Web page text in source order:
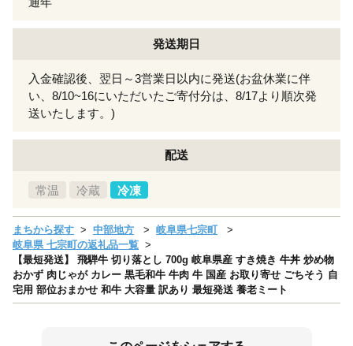
発送期日
入金確認後、翌日～3営業日以内に発送(お盆休業に伴
い、8/10~16にいただいたご寄付分は、8/17より順次発
送いたします。)
配送
常温 冷蔵 冷凍
まちから探す 中部地方
岐阜県七宗町
岐阜県 七宗町の返礼品一覧
【最短発送】 飛騨牛 切り落とし 700g 岐阜県産 すき焼き 牛丼 炒め物
おかず 肉じゃが カレー 黒毛和牛 牛肉 牛 国産 お取り寄せ ごちそう 自
宅用 部位おまかせ 和牛 大容量 訳あり 最短発送 養老ミート